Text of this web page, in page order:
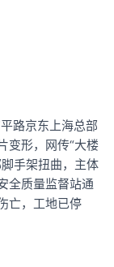
路京东上海总部
变形，网传“大楼
手架扭曲，主体
全质量监督站通
亡，工地已停